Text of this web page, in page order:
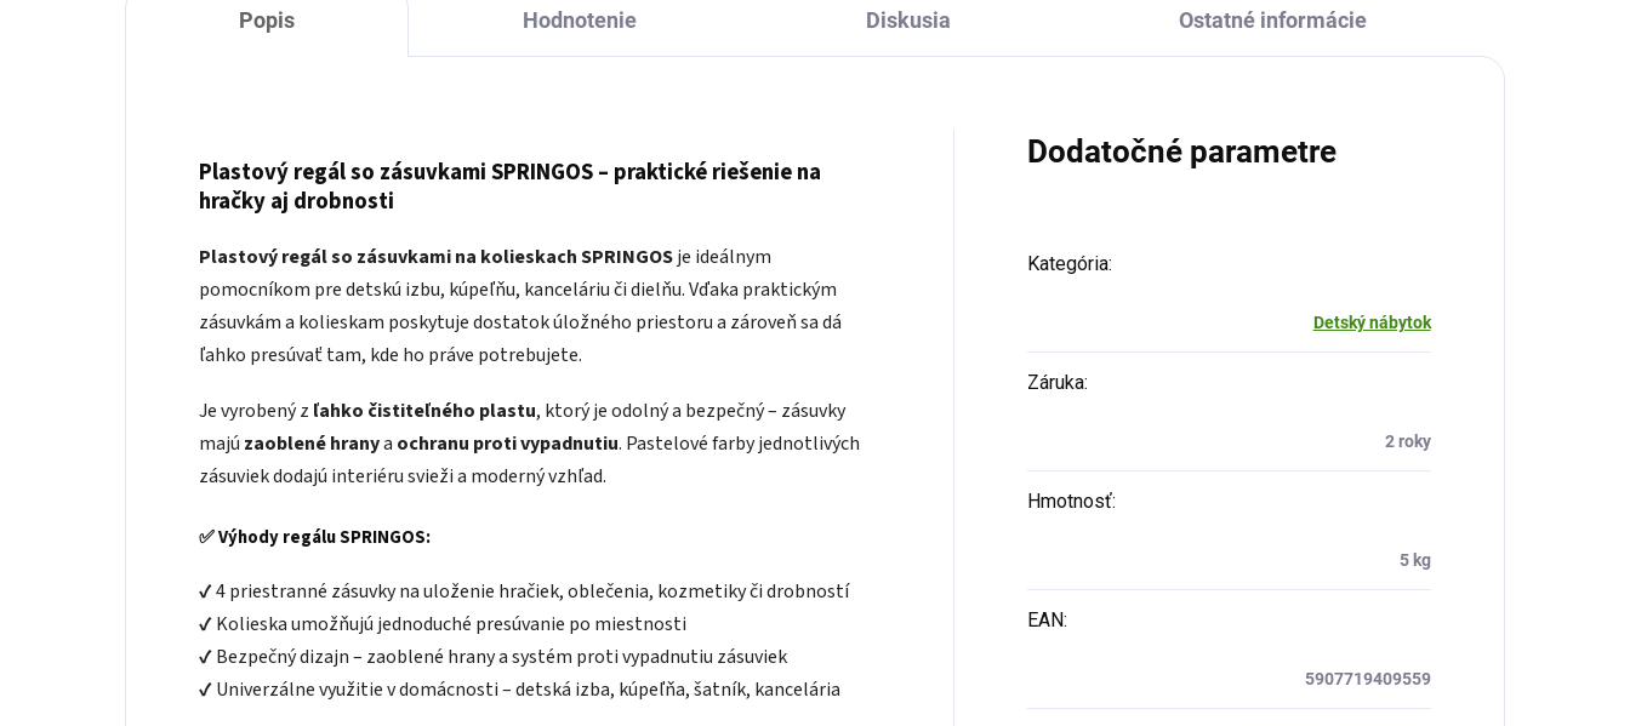
Popis Hodnotenie Diskusia Ostatné informácie
Plastový regál so zásuvkami SPRINGOS – praktické riešenie na
hračky aj drobnosti
Plastový regál so zásuvkami na kolieskach SPRINGOSje ideálnym
pomocníkom pre detskú izbu, kúpeľňu, kanceláriu či dielňu. Vďaka praktickým
zásuvkám a kolieskam poskytuje dostatok úložného priestoru a zároveň sa dá
ľahko presúvať tam, kde ho práve potrebujete.
Je vyrobený z ľahko čistiteľného plastu, ktorý je odolný a bezpečný – zásuvky
majú zaoblené hranya ochranu proti vypadnutiu. Pastelové farby jednotlivých
zásuviek dodajú interiéru svieži a moderný vzhľad.
✅Výhody regálu SPRINGOS:
✔ 4 priestranné zásuvky na uloženie hračiek, oblečenia, kozmetiky či drobností
✔ Kolieska umožňujú jednoduché presúvanie po miestnosti
✔ Bezpečný dizajn – zaoblené hrany a systém proti vypadnutiu zásuviek
✔ Univerzálne využitie v domácnosti – detská izba, kúpeľňa, šatník, kancelária
Dodatočné parametre
Kategória:
Detský nábytok
Záruka:
2 roky
Hmotnosť:
5 kg
EAN:
5907719409559